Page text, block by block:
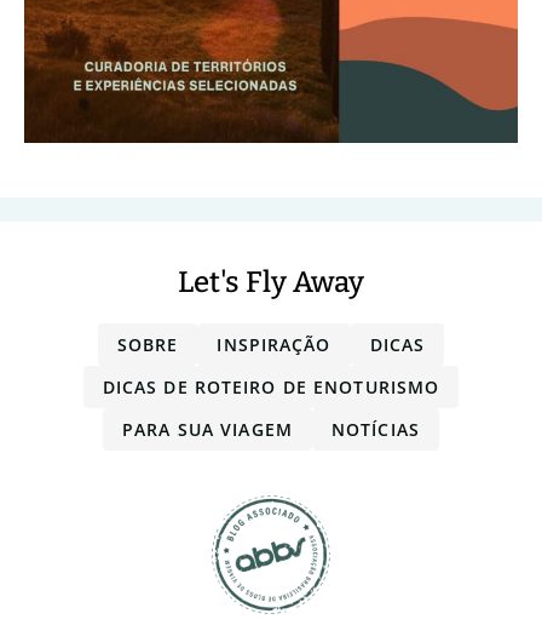
Let's Fly Away
SOBRE INSPIRAÇÃO
DICAS
DICAS DE ROTEIRO DE ENOTURISMO
PARA SUA VIAGEM
NOTÍCIAS